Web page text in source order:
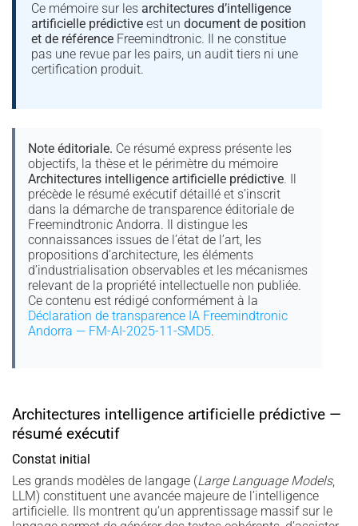
Ce mémoire sur les architectures d’intelligence
artificielle prédictive est undocument de position
et de référence Freemindtronic. Il ne constitue
pas une revue par les pairs, un audit tiers ni une
certification produit.
Note éditoriale. Ce résumé express présente les
objectifs, la thèse et le périmètre du mémoire
Architectures intelligence artificielle prédictive. Il
précède le résumé exécutif détaillé et s’inscrit
dans la démarche de transparence éditoriale de
Freemindtronic Andorra. Il distingue les
connaissances issues de l’état de l’art, les
propositions d’architecture, les éléments
d’industrialisation observables et les mécanismes
relevant de la propriété intellectuelle non publiée.
Ce contenu est rédigé conformément à la
Déclaration de transparence IA Freemindtronic
Andorra — FM-AI-2025-11-SMD5.
Architectures intelligence artificielle prédictive —
résumé exécutif
Constat initial
Les grands modèles de langage (Large Language Models,
LLM) constituent une avancée majeure de l’intelligence
artificielle. Ils montrent qu’un apprentissage massif sur le